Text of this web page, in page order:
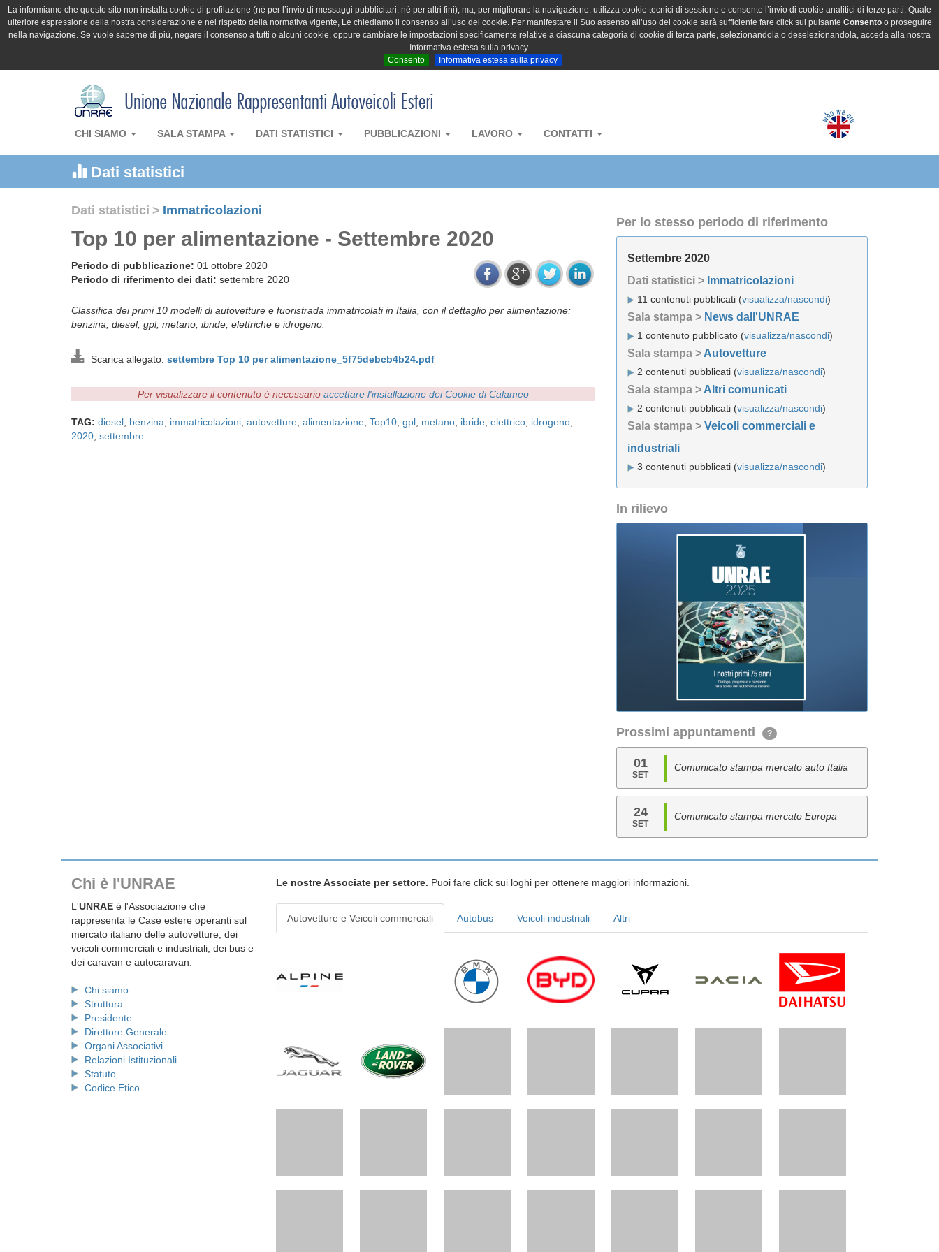
La informiamo che questo sito non installa cookie di profilazione (né per l’invio di messaggi pubblicitari, né per altri fini); ma, per migliorare la navigazione, utilizza cookie tecnici di sessione e consente l’invio di cookie analitici di terze parti. Quale
ulteriore espressione della nostra considerazione e nel rispetto della normativa vigente, Le chiediamo il consenso all’uso dei cookie. Per manifestare il Suo assenso all’uso dei cookie sarà sufficiente fare click sul pulsante Consentoo proseguire
nella navigazione. Se vuole saperne di più, negare il consenso a tutti o alcuni cookie, oppure cambiare le impostazioni specificamente relative a ciascuna categoria di cookie di terza parte, selezionandola o deselezionandola, acceda alla nostra
Informativa estesa sulla privacy.
Consento
Informativa estesa sulla privacy
CHI SIAMO SALA STAMPA DATI STATISTICI PUBBLICAZIONI LAVORO CONTATTI
Dati statistici
Dati statistici > Immatricolazioni
Top 10 per alimentazione - Settembre 2020
Periodo di pubblicazione: 01 ottobre 2020
Periodo di riferimento dei dati: settembre 2020
Classifica dei primi 10 modelli di autovetture e fuoristrada immatricolati in Italia, con il dettaglio per alimentazione:
benzina, diesel, gpl, metano, ibride, elettriche e idrogeno.
Scarica allegato: settembre Top 10 per alimentazione_5f75debcb4b24.pdf
Per visualizzare il contenuto è necessario accettare l'installazione dei Cookie di Calameo
TAG: diesel benzina immatricolazioni autovetture alimentazione Top10 gpl metano ibride elettrico idrogeno
2020 settembre
Per lo stesso periodo di riferimento
Settembre 2020
Dati statistici > Immatricolazioni
11 contenuti pubblicati (visualizza/nascondi)
Sala stampa > News dall'UNRAE
1 contenuto pubblicato (visualizza/nascondi)
Sala stampa > Autovetture
2 contenuti pubblicati (visualizza/nascondi)
Sala stampa > Altri comunicati
2 contenuti pubblicati (visualizza/nascondi)
Sala stampa > Veicoli commerciali e
industriali
3 contenuti pubblicati (visualizza/nascondi)
In rilievo
Prossimi appuntamenti ?
01
SET
Comunicato stampa mercato auto Italia
24
SET
Comunicato stampa mercato Europa
Chi è l'UNRAE
L'UNRAE è l'Associazione che
rappresenta le Case estere operanti sul
mercato italiano delle autovetture, dei
veicoli commerciali e industriali, dei bus e
dei caravan e autocaravan.
Chi siamo
Struttura
Presidente
Direttore Generale
Organi Associativi
Relazioni Istituzionali
Statuto
Codice Etico
Le nostre Associate per settore. Puoi fare click sui loghi per ottenere maggiori informazioni.
Autovetture e Veicoli commerciali Autobus Veicoli industriali Altri